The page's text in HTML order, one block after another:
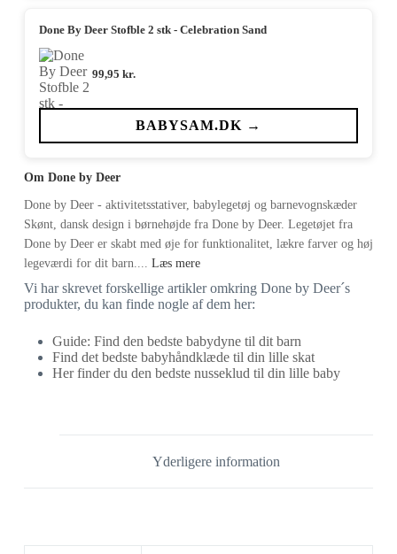
Done By Deer Stofble 2 stk - Celebration Sand
99,95 kr.
BABYSAM.DK →
Om Done by Deer
Done by Deer - aktivitetsstativer, babylegetøj og barnevognskæder
Skønt, dansk design i børnehøjde fra Done by Deer. Legetøjet fra
Done by Deer er skabt med øje for funktionalitet, lækre farver og høj
legeværdi for dit barn.... Læs mere
Vi har skrevet forskellige artikler omkring Done by Deer´s
produkter, du kan finde nogle af dem her:
Guide: Find den bedste babydyne til dit barn
Find det bedste babyhåndklæde til din lille skat
Her finder du den bedste nusseklud til din lille baby
Yderligere information